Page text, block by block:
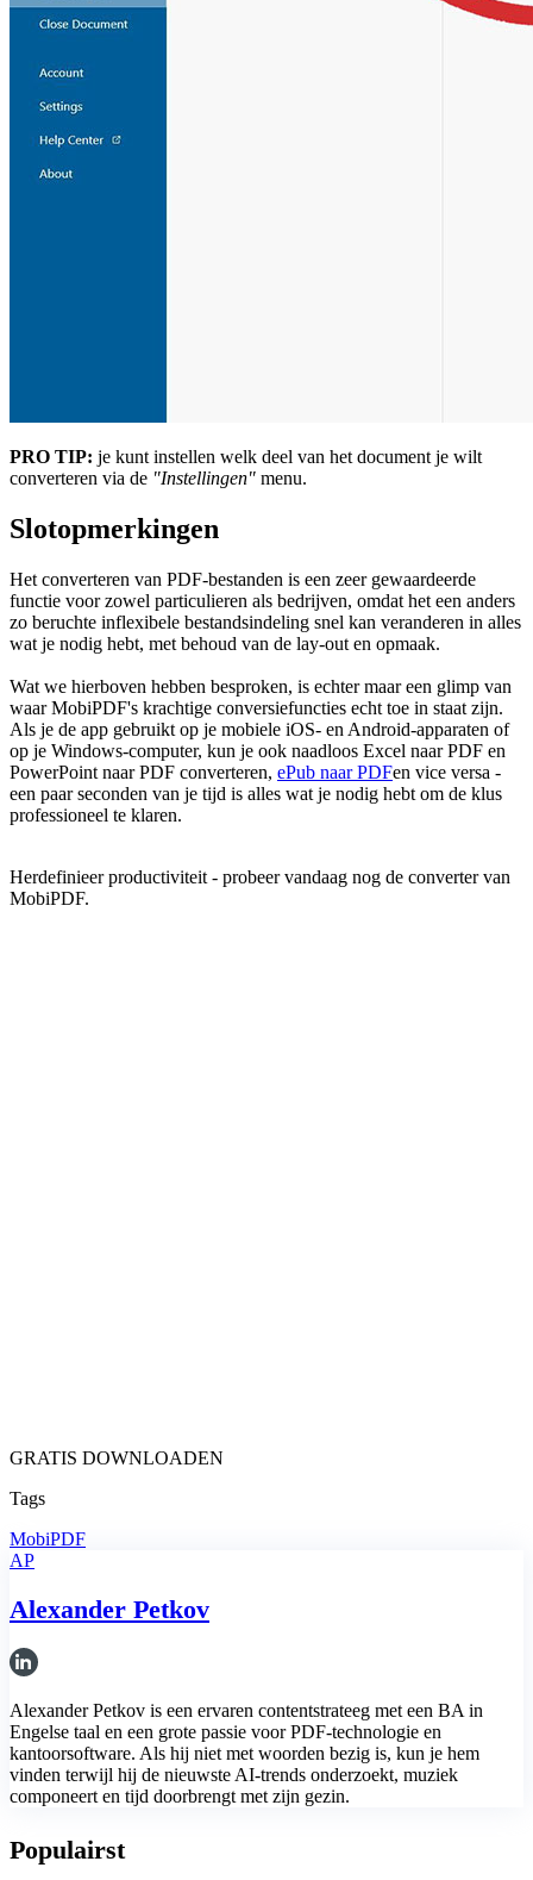
PRO TIP: je kunt instellen welk deel van het document je wilt
converteren via de "Instellingen" menu.
Slotopmerkingen
Het converteren van PDF-bestanden is een zeer gewaardeerde
functie voor zowel particulieren als bedrijven, omdat het een anders
zo beruchte inflexibele bestandsindeling snel kan veranderen in alles
wat je nodig hebt, met behoud van de lay-out en opmaak.
Wat we hierboven hebben besproken, is echter maar een glimp van
waar MobiPDF's krachtige conversiefuncties echt toe in staat zijn.
Als je de app gebruikt op je mobiele iOS- en Android-apparaten of
op je Windows-computer, kun je ook naadloos Excel naar PDF en
PowerPoint naar PDF converteren, ePub naar PDFen vice versa -
een paar seconden van je tijd is alles wat je nodig hebt om de klus
professioneel te klaren.
Herdefinieer productiviteit - probeer vandaag nog de converter van
MobiPDF.
GRATIS DOWNLOADEN
Tags
MobiPDF
AP
Alexander Petkov
Alexander Petkov is een ervaren contentstrateeg met een BA in
Engelse taal en een grote passie voor PDF-technologie en
kantoorsoftware. Als hij niet met woorden bezig is, kun je hem
vinden terwijl hij de nieuwste AI-trends onderzoekt, muziek
componeert en tijd doorbrengt met zijn gezin.
Populairst